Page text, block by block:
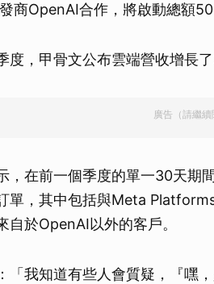
商OpenAI合作，將啟動總額
度，甲骨文公布雲端營收增長
廣告（請繼續
，在前一個季度的單一30天期
單，其中包括與Meta
自於OpenAI以外的客戶。
「我知道有些人會質疑，『嘿